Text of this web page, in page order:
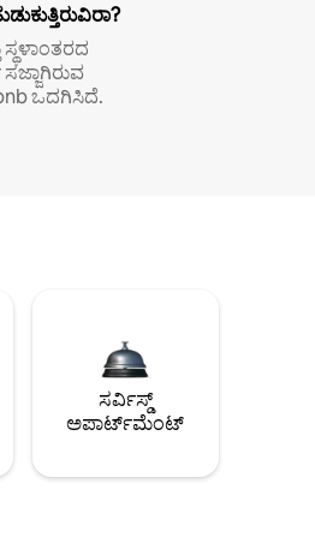
ಒದಗಿಸಿದೆ.
ಸರ್ವಿಸ್ಡ್
ಅಪಾರ್ಟ್‌ಮೆಂಟ್